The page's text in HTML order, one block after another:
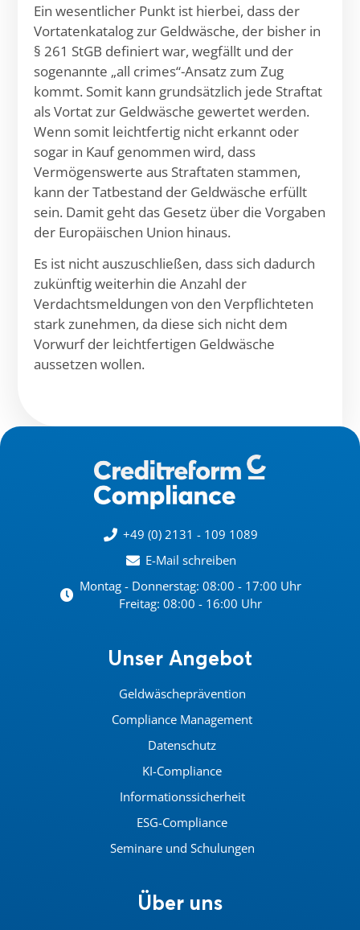
Ein wesentlicher Punkt ist hierbei, dass der
Vortatenkatalog zur Geldwäsche, der bisher in
§ 261 StGB definiert war, wegfällt und der
sogenannte „all crimes“-Ansatz zum Zug
kommt. Somit kann grundsätzlich jede Straftat
als Vortat zur Geldwäsche gewertet werden.
Wenn somit leichtfertig nicht erkannt oder
sogar in Kauf genommen wird, dass
Vermögenswerte aus Straftaten stammen,
kann der Tatbestand der Geldwäsche erfüllt
sein. Damit geht das Gesetz über die Vorgaben
der Europäischen Union hinaus.
Es ist nicht auszuschließen, dass sich dadurch
zukünftig weiterhin die Anzahl der
Verdachtsmeldungen von den Verpflichteten
stark zunehmen, da diese sich nicht dem
Vorwurf der leichtfertigen Geldwäsche
aussetzen wollen.
+49 (0) 2131 - 109 1089
E-Mail schreiben
Montag - Donnerstag: 08:00 - 17:00 Uhr
Freitag: 08:00 - 16:00 Uhr
Unser Angebot
Geldwäscheprävention
Compliance Management
Datenschutz
KI-Compliance
Informationssicherheit
ESG-Compliance
Seminare und Schulungen
Über uns